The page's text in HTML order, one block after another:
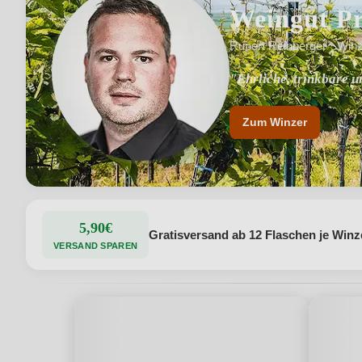
Weingut
Rupert Reinberger ·
"Ehrliche, trinkbare
"Liebe und
Zum Winzer
5,90€
VERSAND SPAREN
Gratisversand ab 12 Flaschen je